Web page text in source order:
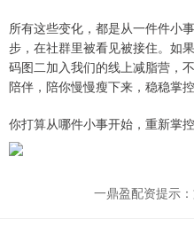
所有这些变化，都是从一件件小
步，在社群里被看见被接住。如
码图二加入我们的线上减脂营，
陪伴，陪你慢慢瘦下来，稳稳掌控
你打算从哪件小事开始，重新掌
一鼎盈配资提示